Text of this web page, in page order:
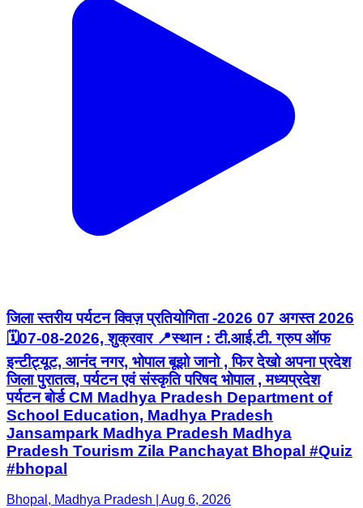
जिला स्तरीय पर्यटन क्विज़ प्रतियोगिता -2026 07 अगस्त 2026
🗓️07-08-2026, शुक्रवार 📍स्थान : टी.आई.टी. ग्रुप ऑफ
इन्टीट्यूट, आनंद नगर, भोपाल बूझो जानो , फिर देखो अपना प्रदेश
जिला पुरातत्व, पर्यटन एवं संस्कृति परिषद भोपाल , मध्यप्रदेश
पर्यटन बोर्ड CM Madhya Pradesh Department of
School Education, Madhya Pradesh
Jansampark Madhya Pradesh Madhya
Pradesh Tourism Zila Panchayat Bhopal #Quiz
#bhopal
Bhopal, Madhya Pradesh | Aug 6, 2026